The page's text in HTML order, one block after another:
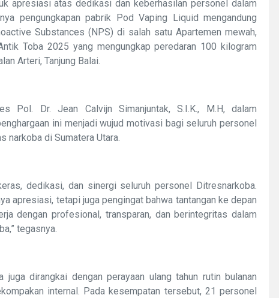
apresiasi atas dedikasi dan keberhasilan personel dalam
pengungkapan pabrik Pod Vaping Liquid mengandung
Substances (NPS) di salah satu Apartemen mewah,
Toba 2025 yang mengungkap peredaran 100 kilogram
Arteri, Tanjung Balai.
Pol. Dr. Jean Calvijn Simanjuntak, S.I.K., M.H, dalam
ini menjadi wujud motivasi bagi seluruh personel
narkoba di Sumatera Utara.
dedikasi, dan sinergi seluruh personel Ditresnarkoba.
apresiasi, tetapi juga pengingat bahwa tantangan ke depan
dengan profesional, transparan, dan berintegritas dalam
tegasnya.
juga dirangkai dengan perayaan ulang tahun rutin bulanan
internal. Pada kesempatan tersebut, 21 personel